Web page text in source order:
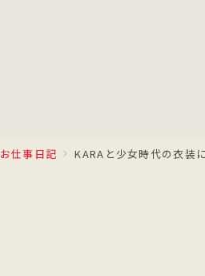
お仕事日記 KARAと少女時代の衣装